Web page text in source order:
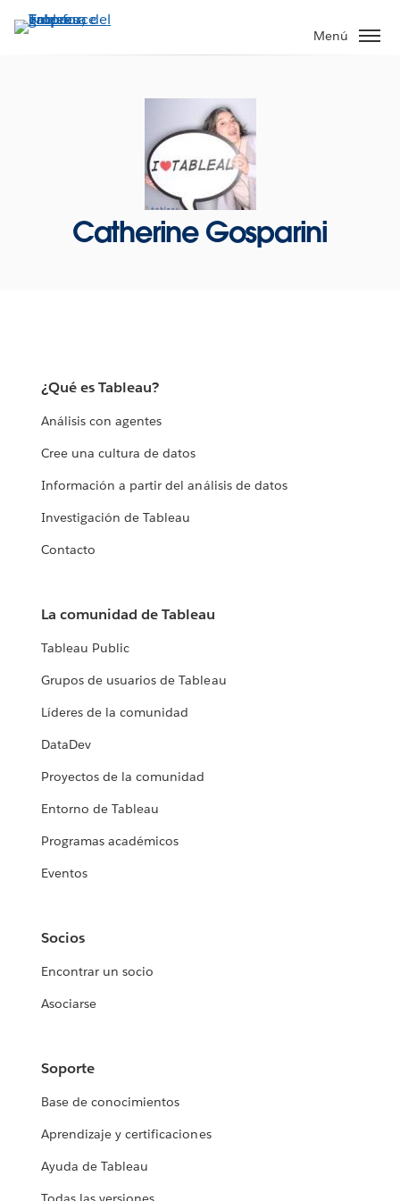
Menú
Catherine Gosparini
¿Qué es Tableau?
Análisis con agentes
Cree una cultura de datos
Información a partir del análisis de datos
Investigación de Tableau
Contacto
La comunidad de Tableau
Tableau Public
Grupos de usuarios de Tableau
Líderes de la comunidad
DataDev
Proyectos de la comunidad
Entorno de Tableau
Programas académicos
Eventos
Socios
Encontrar un socio
Asociarse
Soporte
Base de conocimientos
Aprendizaje y certificaciones
Ayuda de Tableau